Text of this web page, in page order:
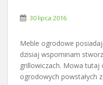
30 lipca 2016
Meble ogrodowe
dzisiaj wspominam
grillowiczach. Mowa
ogrodowych powstałych